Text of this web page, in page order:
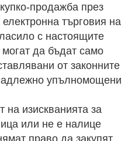
продажба през
търговия на
с настоящите
да бъдат само
от законните
упълномощени
на изискванията за
или не е налице
право да закупят